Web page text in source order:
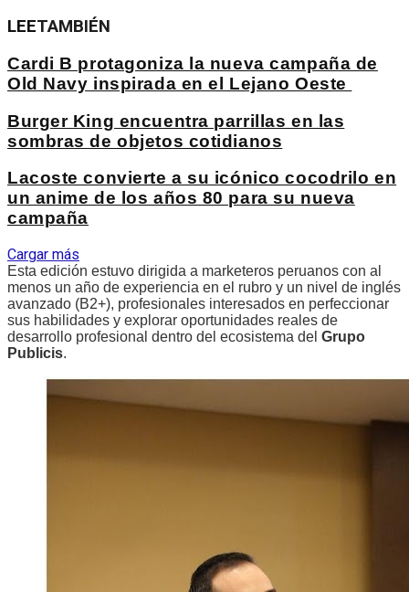
LEETAMBIÉN
Cardi B protagoniza la nueva campaña de
Old Navy inspirada en el Lejano Oeste
Burger King encuentra parrillas en las
sombras de objetos cotidianos
Lacoste convierte a su icónico cocodrilo en
un anime de los años 80 para su nueva
campaña
Cargar más
Esta edición estuvo dirigida a marketeros peruanos con al
menos un año de experiencia en el rubro y un nivel de inglés
avanzado (B2+), profesionales interesados en perfeccionar
sus habilidades y explorar oportunidades reales de
desarrollo profesional dentro del ecosistema del Grupo
Publicis.